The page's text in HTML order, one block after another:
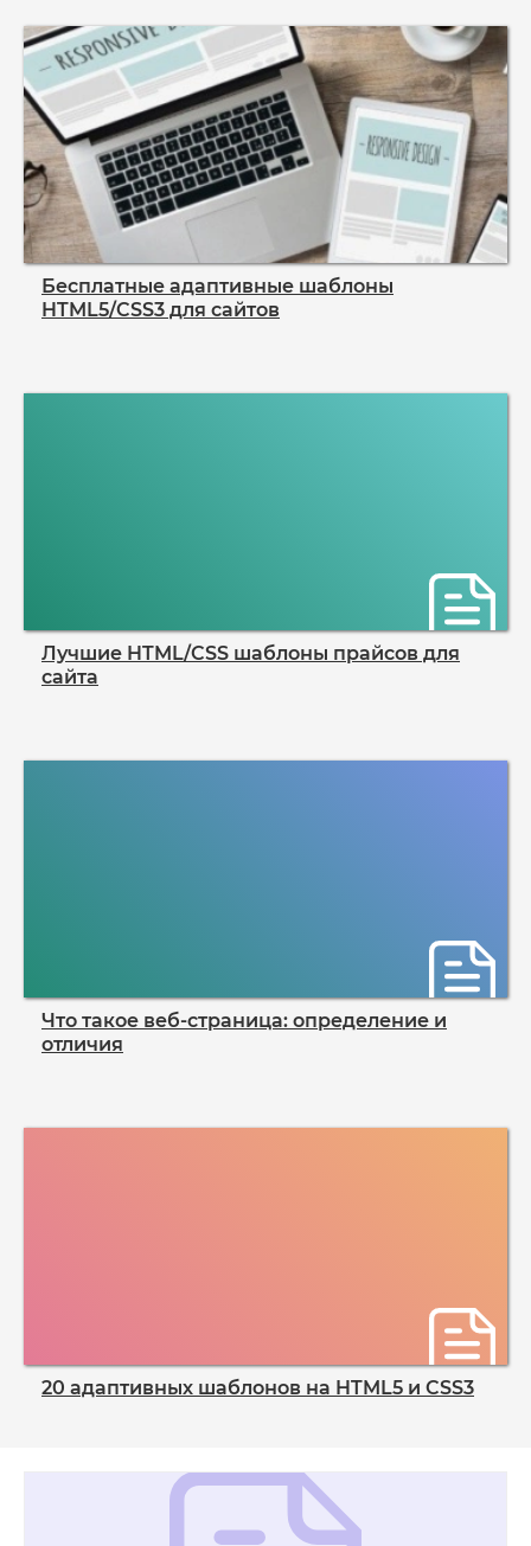
Бесплатные адаптивные шаблоны
HTML5/CSS3 для сайтов
Лучшие HTML/CSS шаблоны прайсов для
сайта
Что такое веб-страница: определение и
отличия
20 адаптивных шаблонов на HTML5 и CSS3